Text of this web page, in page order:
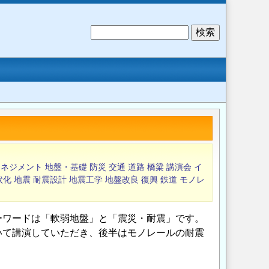
ジメント 地盤・基礎 防災 交通 道路 橋梁 講演会 イ
化 地震 耐震設計 地震工学 地盤改良 復興 鉄道 モノレ
ードは「軟弱地盤」と「震災・耐震」です。
講演していただき、後半はモノレールの耐震